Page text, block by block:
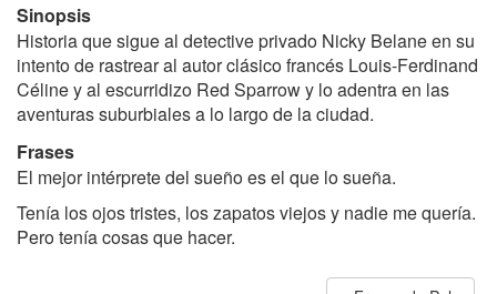
Sinopsis
Historia que sigue al detective privado Nicky Belane en su
intento de rastrear al autor clásico francés Louis-Ferdinand
Céline y al escurridizo Red Sparrow y lo adentra en las
aventuras suburbiales a lo largo de la ciudad.
Frases
El mejor intérprete del sueño es el que lo sueña.
Tenía los ojos tristes, los zapatos viejos y nadie me quería.
Pero tenía cosas que hacer.